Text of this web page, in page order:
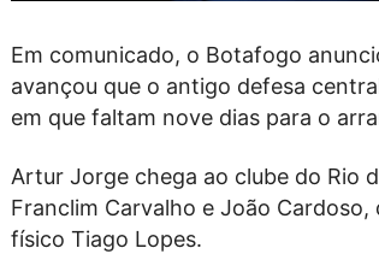
Em comunicado, o Botafogo
avançou que o antigo defesa
em que faltam nove dias para o
Artur Jorge chega ao clube do Rio
Franclim Carvalho e João
físico Tiago Lopes.